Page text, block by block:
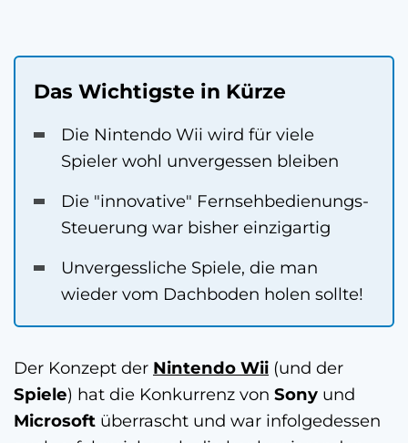
Das Wichtigste in Kürze
Die Nintendo Wii wird für viele
Spieler wohl unvergessen bleiben
Die "innovative" Fernsehbedienungs-
Steuerung war bisher einzigartig
Unvergessliche Spiele, die man
wieder vom Dachboden holen sollte!
Der Konzept der Nintendo Wii (und der
Spiele) hat die Konkurrenz von Sony und
Microsoft überrascht und war infolgedessen